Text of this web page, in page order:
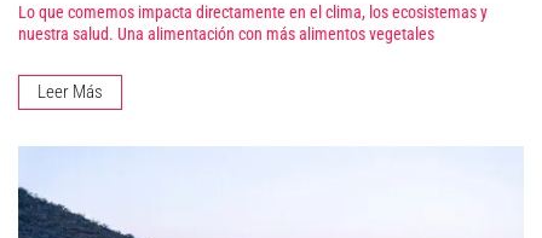
Lo que comemos impacta directamente en el clima, los ecosistemas y
nuestra salud. Una alimentación con más alimentos vegetales
Leer Más